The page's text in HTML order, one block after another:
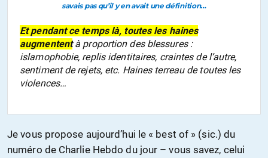
savais pas qu’il y en avait une définition…
Et pendant ce temps là, toutes les haines
augmententà proportion des blessures :
islamophobie, replis identitaires, craintes de l’autre,
sentiment de rejets, etc. Haines terreau de toutes les
violences…
Je vous propose aujourd’hui le « best of » (sic.) du
numéro de Charlie Hebdo du jour – vous savez, celui